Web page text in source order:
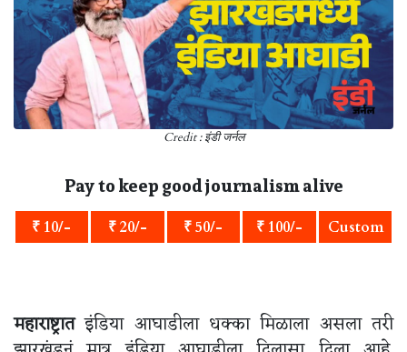
Credit : इंडी जर्नल
Pay to keep good journalism alive
₹ 10/- ₹ 20/- ₹ 50/- ₹ 100/- Custom
महाराष्ट्रातइंडिया आघाडीला धक्का मिळाला असला तरी